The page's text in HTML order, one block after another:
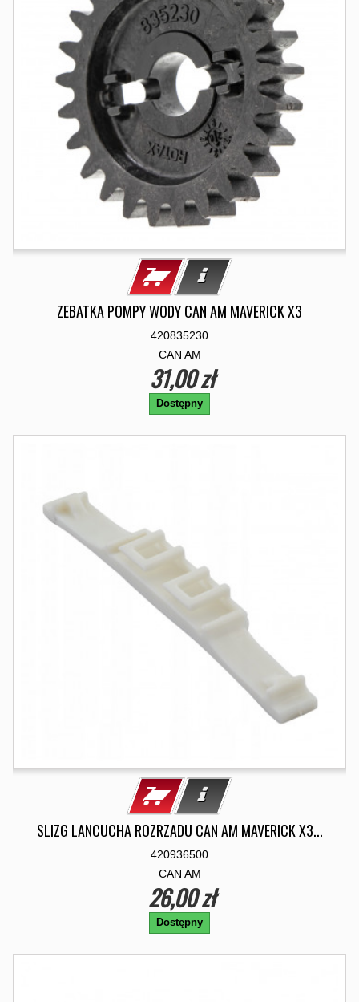
ZEBATKA POMPY WODY CAN AM MAVERICK X3
420835230
CAN AM
31,00 zł
Dostępny
SLIZG LANCUCHA ROZRZADU CAN AM MAVERICK X3...
420936500
CAN AM
26,00 zł
Dostępny